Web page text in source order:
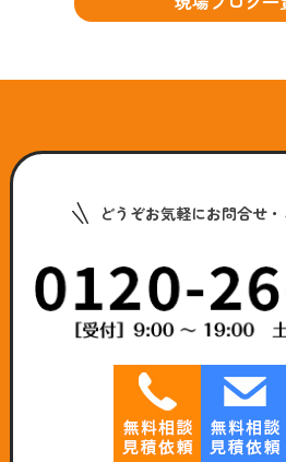
どうぞお気軽にお問合せ